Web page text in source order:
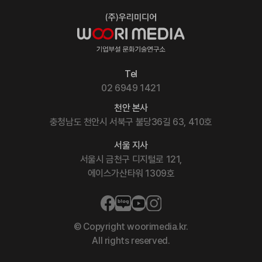
천안 본사
충청남도 천안시 서북구 불당36길 63, 410호
Tel
02 6949 1421
서울 지사
서울시 금천구 디지털로 121,
에이스가산타워 1309호
© Copyright woorimedia.kr.
All rights reserved.